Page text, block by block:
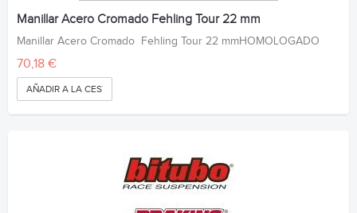
Manillar Acero Cromado Fehling Tour 22 mm
Manillar Acero Cromado Fehling Tour 22 mmHOMOLOGADO
70,18 €
AÑADIR A LA CESTA